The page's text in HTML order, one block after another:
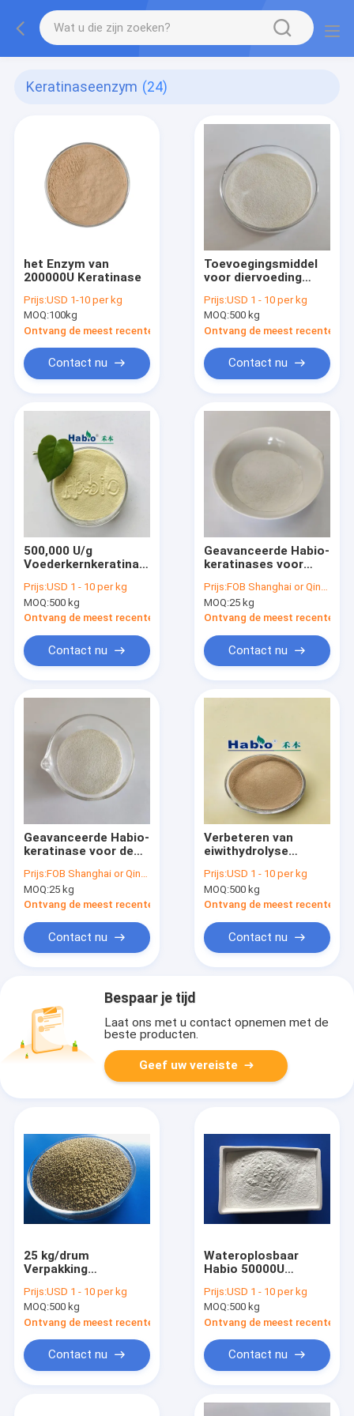
Keratinaseenzym (24)
het Enzym van
200000U Keratinase
Prijs:USD 1-10 per kg
MOQ:100kg
Ontvang de meest recente Prijs
Contact nu
Toevoegingsmiddel
voor diervoeding
Keratinasenzyme
Verbeteren van het
gebruik van
eiwitmateriaal in
diervoeding
Prijs:USD 1 - 10 per kg
MOQ:500 kg
Ontvang de meest recente
Contact nu
500,000 U/g
Voederkernkeratinases
Verbeter het gebruik
van eiwit polypeptide
en aminozuur
Prijs:USD 1 - 10 per kg
MOQ:500 kg
Ontvang de meest recente Prijs
Contact nu
Geavanceerde Habio-
keratinases voor
in voeder, textiel,
leder, cosmetica,
enz.
Prijs:FOB Shanghai or Qingdao Negotiated
MOQ:25 kg
Ontvang de meest recente
Contact nu
Geavanceerde Habio-
keratinase voor de
eiwitten en de
verwerking van
veermeel
Prijs:FOB Shanghai or Qingdao Negotiated
MOQ:25 kg
Ontvang de meest recente Prijs
Contact nu
Verbeteren van
eiwithydrolyse
Hoge zuiverheid wit
in de leerindustrie
Prijs:USD 1 - 10 per kg
MOQ:500 kg
Ontvang de meest recente
Contact nu
Bespaar je tijd
Laat ons met u contact opnemen met de
beste producten.
Geef uw vereiste
25 kg/drum
Verpakking
enzym Bron Micro-
organisme
Prijs:USD 1 - 10 per kg
MOQ:500 kg
Ontvang de meest recente Prijs
Contact nu
Wateroplosbaar
Habio 50000U
enzympoeder voor
cosmetica en
huidverzorging
Prijs:USD 1 - 10 per kg
MOQ:500 kg
Ontvang de meest recente
Contact nu